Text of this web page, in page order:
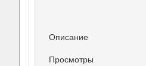
Описание
Просмотры